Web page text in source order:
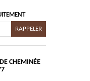
CHEMINÉE